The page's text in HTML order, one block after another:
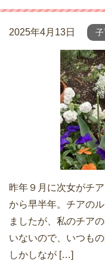
2025年4月13日 子
昨年９月に次女がチ
から早半年。チアの
ましたが、私のチア
いないので、いつも
しかしなが […]